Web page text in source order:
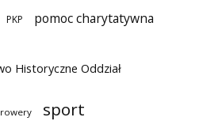
PKP
pomoc charytatywna
Historyczne Oddział
rowery sport